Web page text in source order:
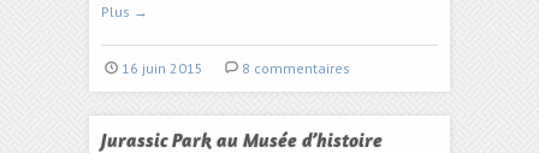
Plus →
16 juin 2015 8 commentaires
Jurassic Park au Musée d’histoire